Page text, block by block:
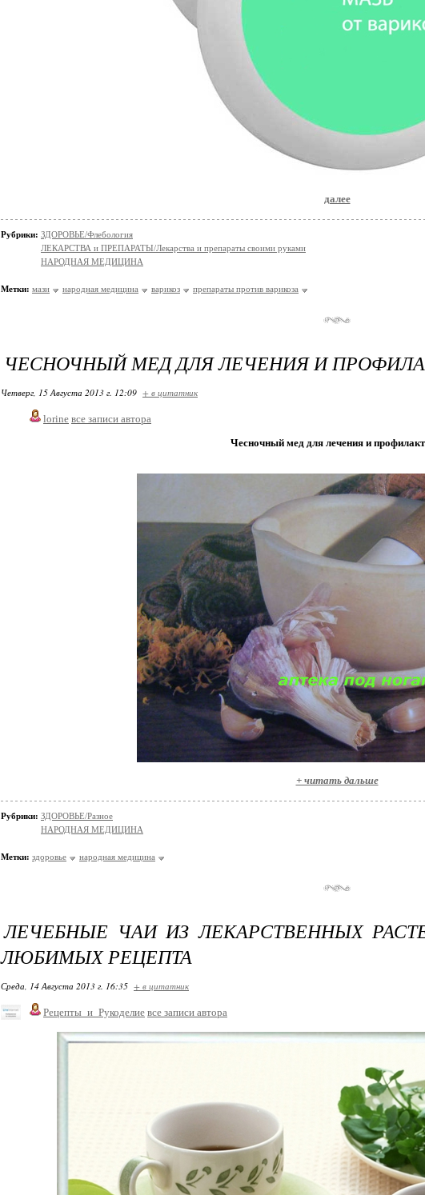
далее
Рубрики: ЗДОРОВЬЕ/Флебология
ЛЕКАРСТВА и ПРЕПАРАТЫ/Лекарства и препараты своими руками
НАРОДНАЯ МЕДИЦИНА
Метки: мази народная медицина варикоз препараты против варикоза
ЧЕСНОЧНЫЙ МЕД ДЛЯ ЛЕЧЕНИЯ И
Четверг, 15 Августа 2013 г. 12:09 + в цитатник
lorine все записи автора
Чесночный мед для лечения и
+ читать дальше
Рубрики: ЗДОРОВЬЕ/Разное
НАРОДНАЯ МЕДИЦИНА
Метки: здоровье народная медицина
ЛЕЧЕБНЫЕ ЧАИ ИЗ ЛЕКАРСТВЕННЫХ
ЛЮБИМЫХ РЕЦЕПТА
Среда, 14 Августа 2013 г. 16:35 + в цитатник
Рецепты_и_Рукоделие все записи автора